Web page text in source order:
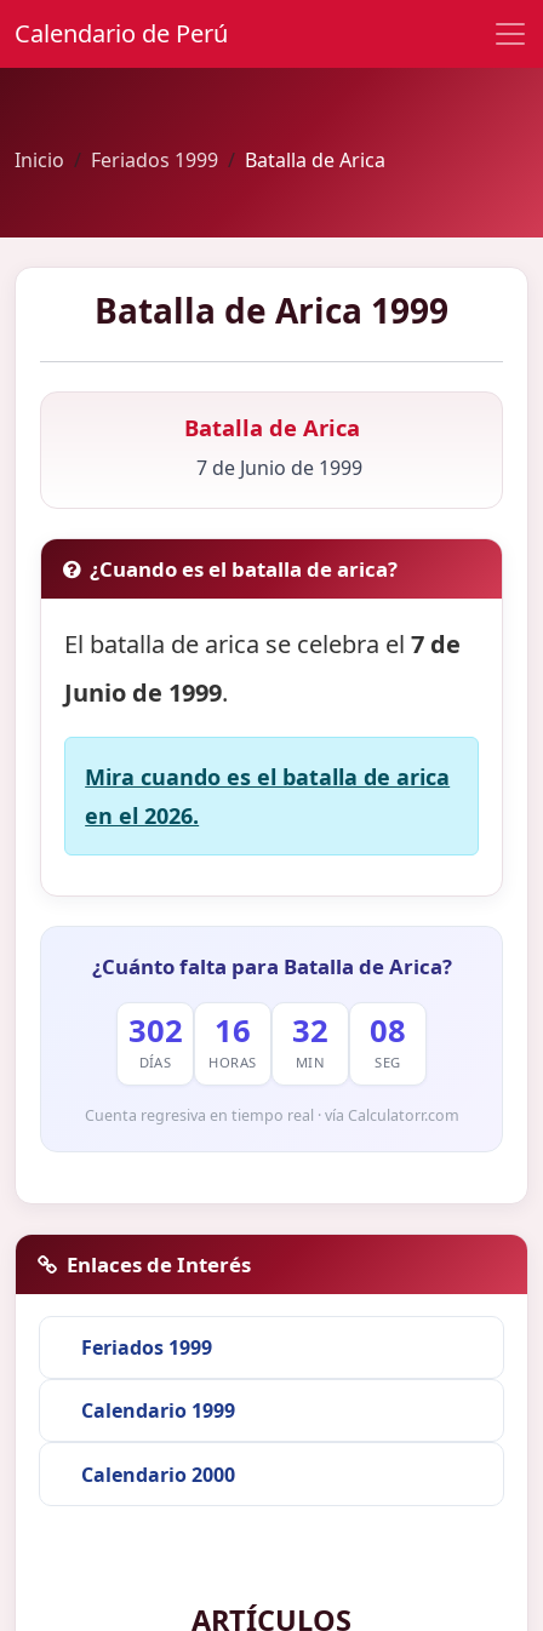
Calendario de Perú
Inicio Feriados 1999 Batalla de Arica
Batalla de Arica 1999
Batalla de Arica
7 de Junio de 1999
¿Cuando es el batalla de arica?
El batalla de arica se celebra el7 de
Junio de 1999.
Mira cuando es el batalla de arica
en el 2026.
¿Cuánto falta para Batalla de Arica?
302
DÍAS
16
HORAS
32
MIN
07
SEG
Cuenta regresiva en tiempo real · vía Calculatorr.com
Enlaces de Interés
Feriados 1999
Calendario 1999
Calendario 2000
ARTÍCULOS